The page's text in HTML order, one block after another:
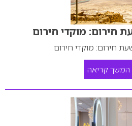
חירום: מוקדי חירום
חירום: מוקדי חירום
המשך קריאה